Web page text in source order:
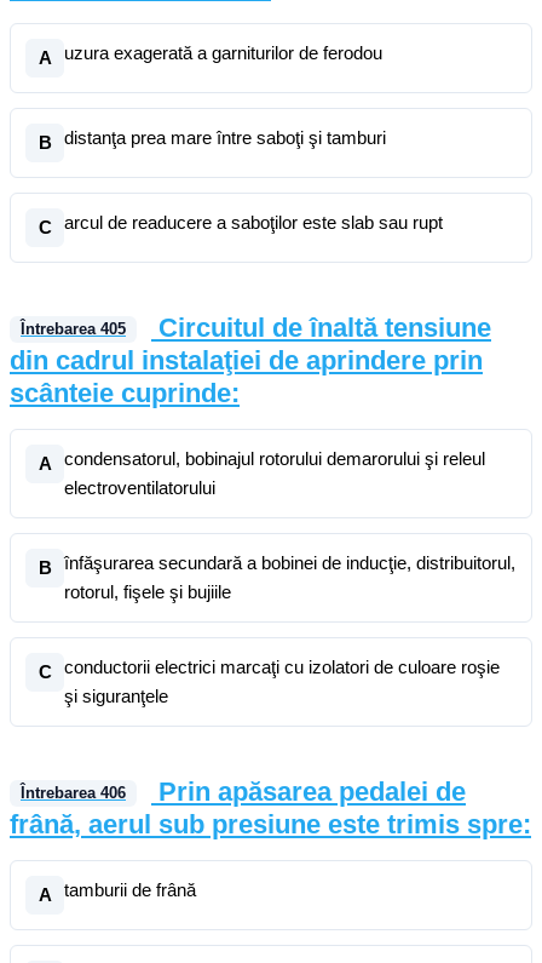
A uzura exagerată a garniturilor de ferodou
B distanţa prea mare între saboţi şi tamburi
C arcul de readucere a saboţilor este slab sau rupt
Întrebarea 405
Circuitul de înaltă tensiune
din cadrul instalaţiei de aprindere prin
scânteie cuprinde:
A
condensatorul, bobinajul rotorului demarorului şi releul
electroventilatorului
B
înfăşurarea secundară a bobinei de inducţie, distribuitorul,
rotorul, fişele şi bujiile
C
conductorii electrici marcaţi cu izolatori de culoare roşie
şi siguranţele
Întrebarea 406
Prin apăsarea pedalei de
frână, aerul sub presiune este trimis spre:
A tamburii de frână